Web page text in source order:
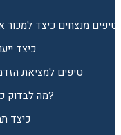
5 טיפים מנצחים כיצד
כיצד
טיפים למציאת
מה לבדוק כאשר מעוניינים בנכס נדל"ן מסחרי?
כיצד